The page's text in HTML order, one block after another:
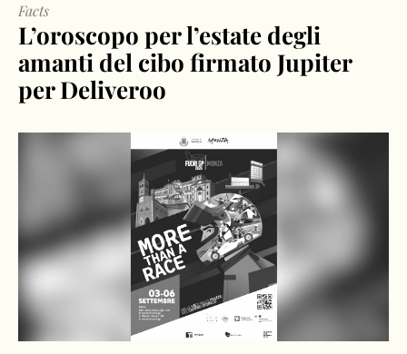
L’oroscopo per l’estate degli
amanti del cibo firmato Jupiter
per Deliveroo
Facts